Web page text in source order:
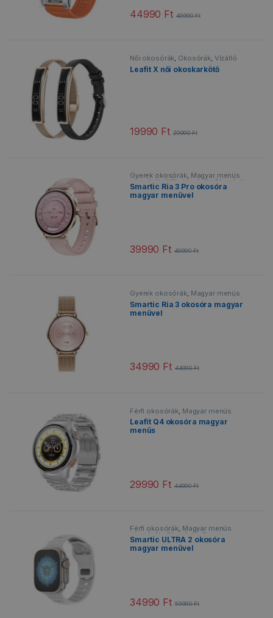
44990 Ft 49990Ft
Ennek a terméknek több
Női okosórák, Okosórák, Vízálló
okosórák
Leafit X női okoskarkötő
19990 Ft 29990Ft
Ennek a terméknek több variációja
Gyerek okosórák, Magyar menüs
okosórák ,Női okosórák Okosórák
Vízálló okosórák
Smartic Ria 3 Pro okosóra
magyar menüvel
39990 Ft 49990Ft
Ennek a terméknek több variációja
Gyerek okosórák, Magyar menüs
okosórák ,Női okosórák Okosórák
Vízálló okosórák
Smartic Ria 3 okosóra magyar
menüvel
34990 Ft 44990Ft
Ennek a terméknek több variációja
Férfi okosórák Magyar menüs
okosórák, Okosórák
okosórák, Vízálló okosórák
Leafit Q4 okosóra magyar
menüs
29990 Ft 44990Ft
Ennek a terméknek több variációja
Férfi okosórák, Magyar menüs
okosórák ,Okosórák , Sportos
okosórák ,Vízálló okosórák
Smartic ULTRA 2 okosóra
magyar menüvel
34990 Ft 59990Ft
Ennek a terméknek több variációja